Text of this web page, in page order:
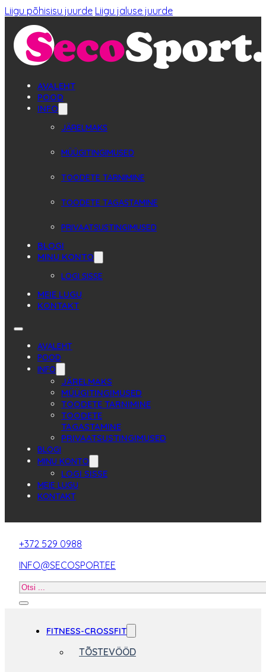
Liigu põhisisu juurde Liigu jaluse juurde
AVALEHT
POOD
INFO
JÄRELMAKS
MÜÜGITINGIMUSED
TOODETE TARNIMINE
TOODETE TAGASTAMINE
PRIVAATSUSTINGIMUSED
BLOGI
MINU KONTO
LOGI SISSE
MEIE LUGU
KONTAKT
AVALEHT
POOD
INFO
JÄRELMAKS
MÜÜGITINGIMUSED
TOODETE TARNIMINE
TOODETE
TAGASTAMINE
PRIVAATSUSTINGIMUSED
BLOGI
MINU KONTO
LOGI SISSE
MEIE LUGU
KONTAKT
+372 529 0988
INFO@SECOSPORT.EE
Otsi
FITNESS-CROSSFIT
TÕSTEVÖÖD